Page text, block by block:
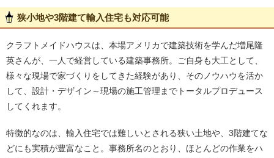
狭小地や3階建て輸入住宅も対応可能
クラフトメイドハウスは、本場アメリカで建築技術を学んだ増尾隆
英さんが、一人で経営している建築事務所。ご自身も大工として、
様々な現場で家づくりをしてきた経験があり、そのノウハウを活か
して、設計・デザイン～現場の施工管理までトータルプロデュース
してくれます。
特徴的なのは、輸入住宅では難しいとされる狭い土地や、3階建てな
どにも実積が豊富なこと。事務所名のとおり、ほとんどの作業をハ